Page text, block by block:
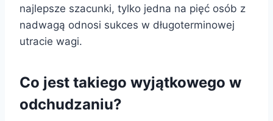
najlepsze szacunki, tylko jedna na pięć osób z
nadwagą odnosi sukces w długoterminowej
utracie wagi.
Co jest takiego wyjątkowego w
odchudzaniu?